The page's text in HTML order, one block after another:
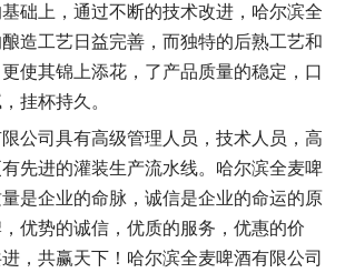
础上，通过不断的技术改进，哈尔滨全
造工艺日益完善，而独特的后熟工艺和
使其锦上添花，了产品质量的稳定，口
挂杯持久。
公司具有高级管理人员，技术人员，高
先进的灌装生产流水线。哈尔滨全麦啤
是企业的命脉，诚信是企业的命运的原
优势的诚信，优质的服务，优惠的价
，共赢天下！哈尔滨全麦啤酒有限公司